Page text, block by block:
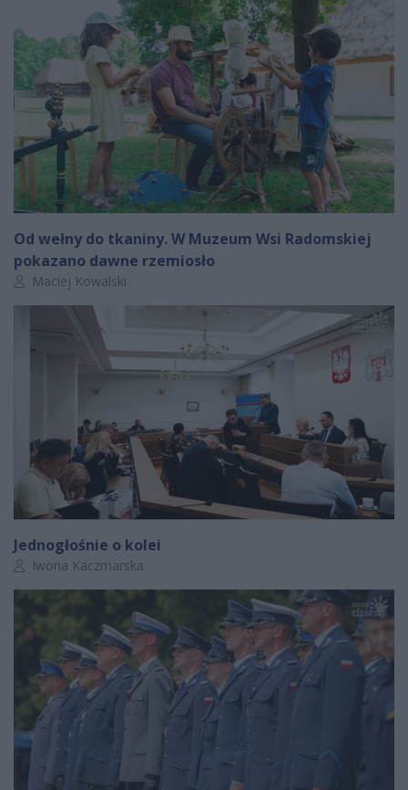
Od wełny do tkaniny. W Muzeum Wsi Radomskiej
pokazano dawne rzemiosło
Autor artykułu:
Maciej Kowalski
Jednogłośnie o kolei
Autor artykułu:
Iwona Kaczmarska